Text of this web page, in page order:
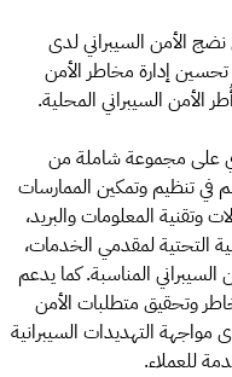
الأمن السيبراني لدى
إدارة مخاطر الأمن
الأمن السيبراني المحلية.
على مجموعة شاملة من
في تنظيم وتمكين الممارسات
المعلومات والبريد،
التحتية لمقدمي الخدمات،
المناسبة. كما يدعم
وتحقيق متطلبات الأمن
التهديدات السيبرانية
للعملاء.